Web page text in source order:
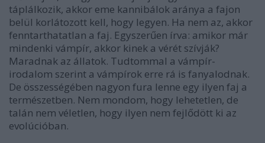
táplálkozik, akkor eme kannibálok aránya a fajon
belül korlátozott kell, hogy legyen. Ha nem az, akkor
fenntarthatatlan a faj. Egyszerűen írva: amikor már
mindenki vámpír, akkor kinek a vérét szívják?
Maradnak az állatok. Tudtommal a vámpír-
irodalom szerint a vámpírok erre rá is fanyalodnak.
De összességében nagyon fura lenne egy ilyen faj a
természetben. Nem mondom, hogy lehetetlen, de
talán nem véletlen, hogy ilyen nem fejlődött ki az
evolúcióban.